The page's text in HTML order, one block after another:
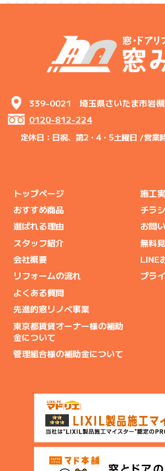
339-0021 埼玉県さいたま市岩
0120-812-224
定休日：日祝、第2・4・5土曜日 /営業
トップページ
おすすめ商品
選ばれる理由
スタッフ紹介
会社概要
リフォームの流れ
よくある質問
先進的窓リノベ事業
東京都賃貸オーナー様の補助
金について
管理組合様の補助金について
施工
チラ
お問
無料
LINE
プラ